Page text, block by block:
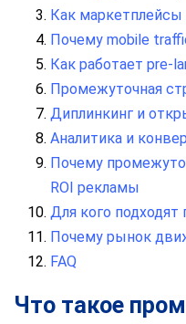
Как
Почему mobile
Как работает pre-
Промежуточная
Диплинкинг и
Аналитика и
Почему
ROI рекламы
Для кого
Почему рынок
FAQ
Что такое